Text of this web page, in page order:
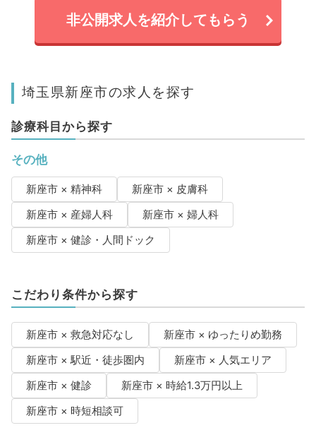
非公開求人を紹介してもらう
埼玉県新座市の求人を探す
診療科目から探す
その他
新座市 × 精神科
新座市 × 皮膚科
新座市 × 産婦人科
新座市 × 婦人科
新座市 × 健診・人間ドック
こだわり条件から探す
新座市 × 救急対応なし
新座市 × ゆったりめ勤務
新座市 × 駅近・徒歩圏内
新座市 × 人気エリア
新座市 × 健診
新座市 × 時給1.3万円以上
新座市 × 時短相談可